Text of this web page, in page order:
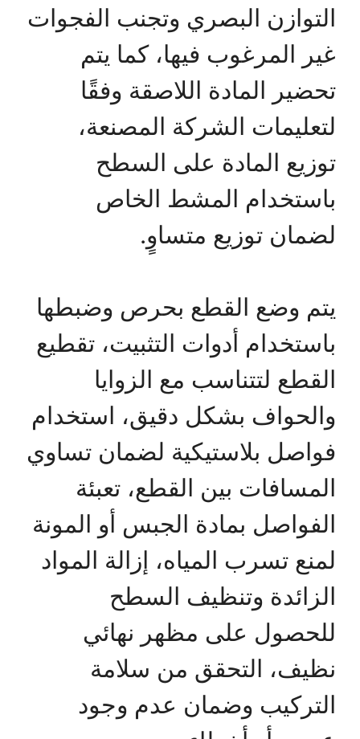
التوازن البصري وتجنب الفجوات
غير المرغوب فيها، كما يتم
تحضير المادة اللاصقة وفقًا
لتعليمات الشركة المصنعة،
توزيع المادة على السطح
باستخدام المشط الخاص
لضمان توزيع متساوٍ.
يتم وضع القطع بحرص وضبطها
باستخدام أدوات التثبيت، تقطيع
القطع لتتناسب مع الزوايا
والحواف بشكل دقيق، استخدام
فواصل بلاستيكية لضمان تساوي
المسافات بين القطع، تعبئة
الفواصل بمادة الجبس أو المونة
لمنع تسرب المياه، إزالة المواد
الزائدة وتنظيف السطح
للحصول على مظهر نهائي
نظيف، التحقق من سلامة
التركيب وضمان عدم وجود